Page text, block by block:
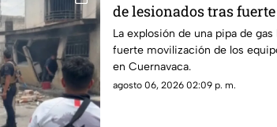
de lesionados tras
pipa de gas en colonia
La explosión de una pipa de
fuerte movilización de los
en Cuernavaca.
agosto 06, 2026 02:09 p. m.